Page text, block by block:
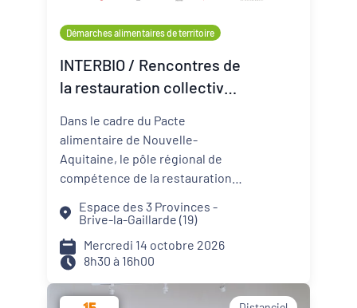
Démarches alimentaires de territoire
INTERBIO / Rencontres de
la restauration collective
Dans le cadre du Pacte
alimentaire de Nouvelle-
Aquitaine, le pôle régional de
compétence de la restauration
11e édition des Rencontres de la
restauration collective bio,
locale et de qualité.
Espace des 3 Provinces -
Brive-la-Gaillarde (19)
Mercredi 14 octobre 2026
8h30 à 16h00